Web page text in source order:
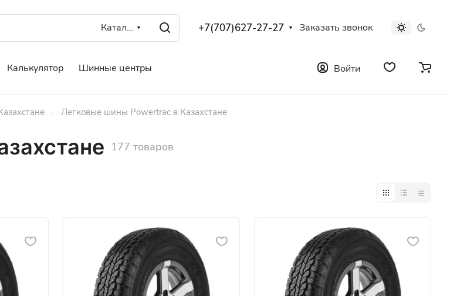
Каталог +7(707)627-27-27 Заказать звонок
Калькулятор Шинные центры Войти
– Легковые шины Powertrac в Казахстане
177 товаров